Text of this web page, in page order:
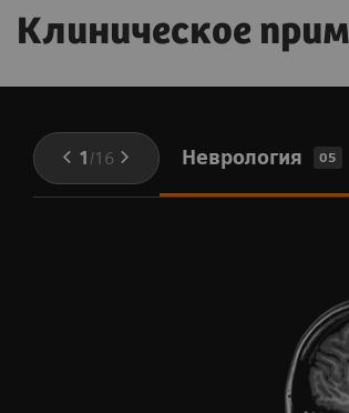
Клиническое
1 /16 Неврология 05